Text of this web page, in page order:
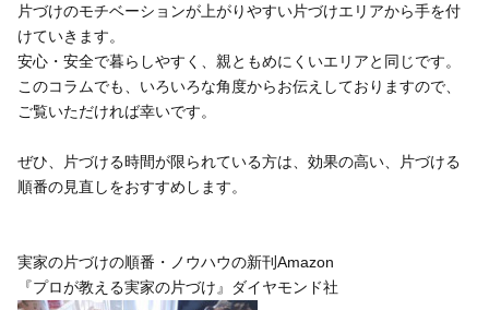
片づけのモチベーションが上がりやすい片づけエリアから手を付
けていきます。
安心・安全で暮らしやすく、親ともめにくいエリアと同じです。
このコラムでも、いろいろな角度からお伝えしておりますので、
ご覧いただければ幸いです。
ぜひ、片づける時間が限られている方は、効果の高い、片づける
順番の見直しをおすすめします。
実家の片づけの順番・ノウハウの新刊Amazon
『プロが教える実家の片づけ』ダイヤモンド社